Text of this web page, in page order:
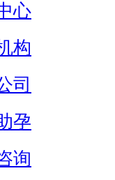
心
构
司
孕
询